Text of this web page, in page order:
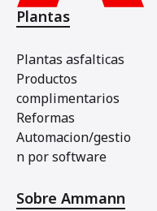
Plantas
Plantas asfalticas
Productos
complimentarios
Reformas
Automacion/gestio
n por software
Sobre Ammann